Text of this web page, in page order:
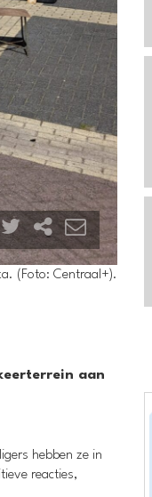
(Foto: Centraal+).
aan
hebben ze in
reacties,